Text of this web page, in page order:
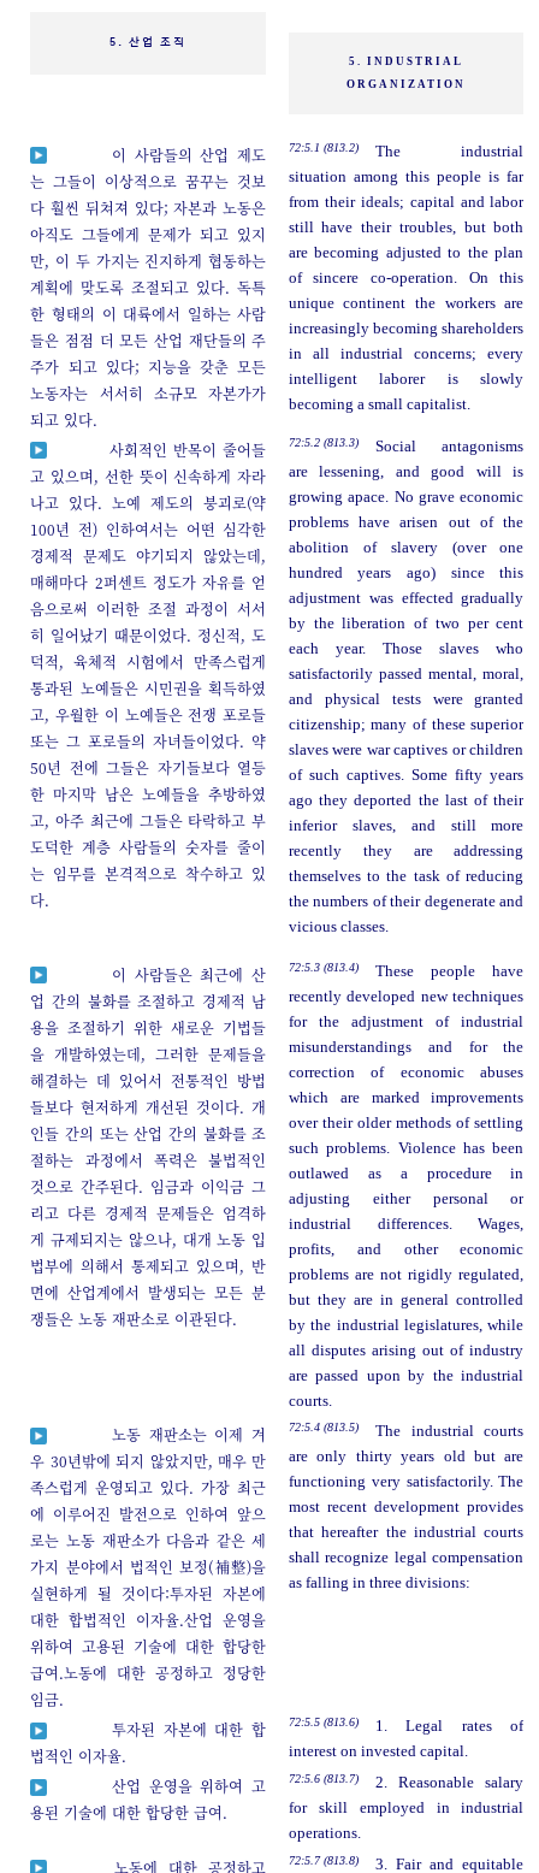
5. 산업 조직
5. INDUSTRIAL
ORGANIZATION
이 사람들의 산업 제도
는 그들이 이상적으로 꿈꾸는 것보
다 훨씬 뒤쳐져 있다; 자본과 노동은
아직도 그들에게 문제가 되고 있지
만, 이 두 가지는 진지하게 협동하는
계획에 맞도록 조절되고 있다. 독특
한 형태의 이 대륙에서 일하는 사람
들은 점점 더 모든 산업 재단들의 주
주가 되고 있다; 지능을 갖춘 모든
노동자는 서서히 소규모 자본가가
되고 있다.
72:5.1 (813.2)
The industrial
situation among this people is far
from their ideals; capital and labor
still have their troubles, but both
are becoming adjusted to the plan
of sincere co-operation. On this
unique continent the workers are
increasingly becoming shareholders
in all industrial concerns; every
intelligent laborer is slowly
becoming a small capitalist.
사회적인 반목이 줄어들
고 있으며, 선한 뜻이 신속하게 자라
나고 있다. 노예 제도의 붕괴로(약
100년 전) 인하여서는 어떤 심각한
경제적 문제도 야기되지 않았는데,
매해마다 2퍼센트 정도가 자유를 얻
음으로써 이러한 조절 과정이 서서
히 일어났기 때문이었다. 정신적, 도
덕적, 육체적 시험에서 만족스럽게
통과된 노예들은 시민권을 획득하였
고, 우월한 이 노예들은 전쟁 포로들
또는 그 포로들의 자녀들이었다. 약
50년 전에 그들은 자기들보다 열등
한 마지막 남은 노예들을 추방하였
고, 아주 최근에 그들은 타락하고 부
도덕한 계층 사람들의 숫자를 줄이
는 임무를 본격적으로 착수하고 있
다.
72:5.2 (813.3)
Social antagonisms
are lessening, and good will is
growing apace. No grave economic
problems have arisen out of the
abolition of slavery (over one
hundred years ago) since this
adjustment was effected gradually
by the liberation of two per cent
each year. Those slaves who
satisfactorily passed mental, moral,
and physical tests were granted
citizenship; many of these superior
slaves were war captives or children
of such captives. Some fifty years
ago they deported the last of their
inferior slaves, and still more
recently they are addressing
themselves to the task of reducing
the numbers of their degenerate and
vicious classes.
이 사람들은 최근에 산
업 간의 불화를 조절하고 경제적 남
용을 조절하기 위한 새로운 기법들
을 개발하였는데, 그러한 문제들을
해결하는 데 있어서 전통적인 방법
들보다 현저하게 개선된 것이다. 개
인들 간의 또는 산업 간의 불화를 조
절하는 과정에서 폭력은 불법적인
것으로 간주된다. 임금과 이익금 그
리고 다른 경제적 문제들은 엄격하
게 규제되지는 않으나, 대개 노동 입
법부에 의해서 통제되고 있으며, 반
면에 산업계에서 발생되는 모든 분
쟁들은 노동 재판소로 이관된다.
72:5.3 (813.4)
These people have
recently developed new techniques
for the adjustment of industrial
misunderstandings and for the
correction of economic abuses
which are marked improvements
over their older methods of settling
such problems. Violence has been
outlawed as a procedure in
adjusting either personal or
industrial differences. Wages,
profits, and other economic
problems are not rigidly regulated,
but they are in general controlled
by the industrial legislatures, while
all disputes arising out of industry
are passed upon by the industrial
courts.
노동 재판소는 이제 겨
우 30년밖에 되지 않았지만, 매우 만
족스럽게 운영되고 있다. 가장 최근
에 이루어진 발전으로 인하여 앞으
로는 노동 재판소가 다음과 같은 세
가지 분야에서 법적인 보정(補整)을
실현하게 될 것이다:투자된 자본에
대한 합법적인 이자율.산업 운영을
위하여 고용된 기술에 대한 합당한
급여.노동에 대한 공정하고 정당한
임금.
72:5.4 (813.5)
The industrial courts
are only thirty years old but are
functioning very satisfactorily. The
most recent development provides
that hereafter the industrial courts
shall recognize legal compensation
as falling in three divisions:
투자된 자본에 대한 합
법적인 이자율.
72:5.5 (813.6)
1. Legal rates of
interest on invested capital.
산업 운영을 위하여 고
용된 기술에 대한 합당한 급여.
72:5.6 (813.7)
2. Reasonable salary
for skill employed in industrial
operations.
노동에 대한 공정하고 72:5.7 (813.8) 3. Fair and equitable